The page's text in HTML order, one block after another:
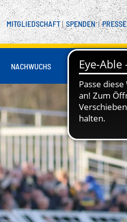
MITGLIEDSCHAFT|SPENDEN|PRESSE
BREITENSPORT
NACHWUCHS FANS